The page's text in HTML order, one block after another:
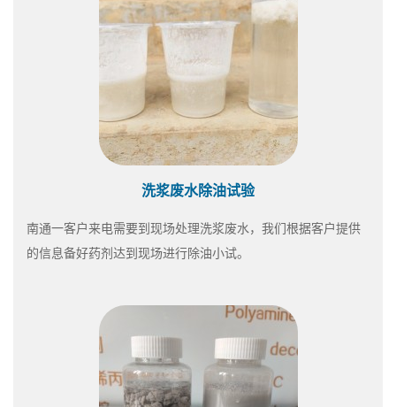
洗浆废水除油试验
南通一客户来电需要到现场处理洗浆废水，我们根据客户提供
的信息备好药剂达到现场进行除油小试。